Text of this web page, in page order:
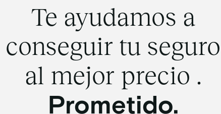
Te ayudamos a
conseguir tu seguro
al mejor precio .
Prometido.